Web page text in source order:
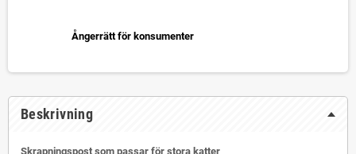
Ångerrätt för konsumenter
Beskrivning
Skrapningspost som passar för stora katter